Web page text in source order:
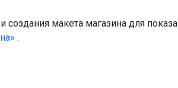
создания макета магазина для показа
.